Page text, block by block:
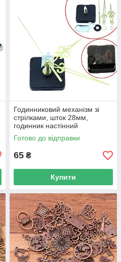
Годинниковий механізм зі
стрілками, шток 28мм,
годинник настінний
дизайнерський
Готово до відправки
65 ₴
Купити